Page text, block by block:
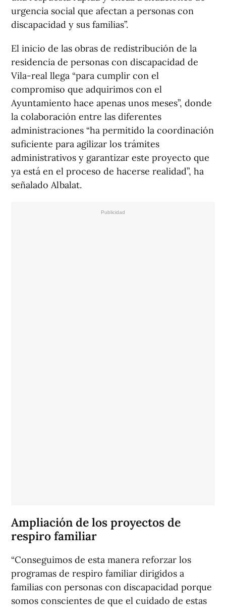
urgencia social que afectan a personas con
discapacidad y sus familias”.
El inicio de las obras de redistribución de la
residencia de personas con discapacidad de
Vila-real llega “para cumplir con el
compromiso que adquirimos con el
Ayuntamiento hace apenas unos meses”, donde
la colaboración entre las diferentes
administraciones “ha permitido la coordinación
suficiente para agilizar los trámites
administrativos y garantizar este proyecto que
ya está en el proceso de hacerse realidad”, ha
señalado Albalat.
Ampliación de los proyectos de
respiro familiar
“Conseguimos de esta manera reforzar los
programas de respiro familiar dirigidos a
familias con personas con discapacidad porque
somos conscientes de que el cuidado de estas